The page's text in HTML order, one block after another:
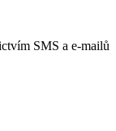
SMS a e-mailů